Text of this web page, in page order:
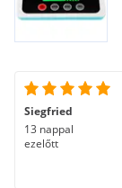
Siegfried
13 nappal
ezelőtt